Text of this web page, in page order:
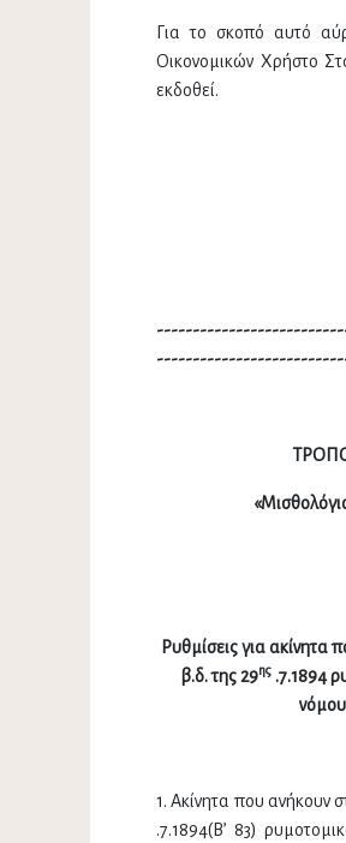
Για το σκοπό αυτό
Οικονομικών Χρήστο
εκδοθεί.
Ρυθμίσεις για ακίνητα
β.δ. της 29ης.7.1894
1. Ακίνητα που ανήκουν
.7.1894(Β’ 83)